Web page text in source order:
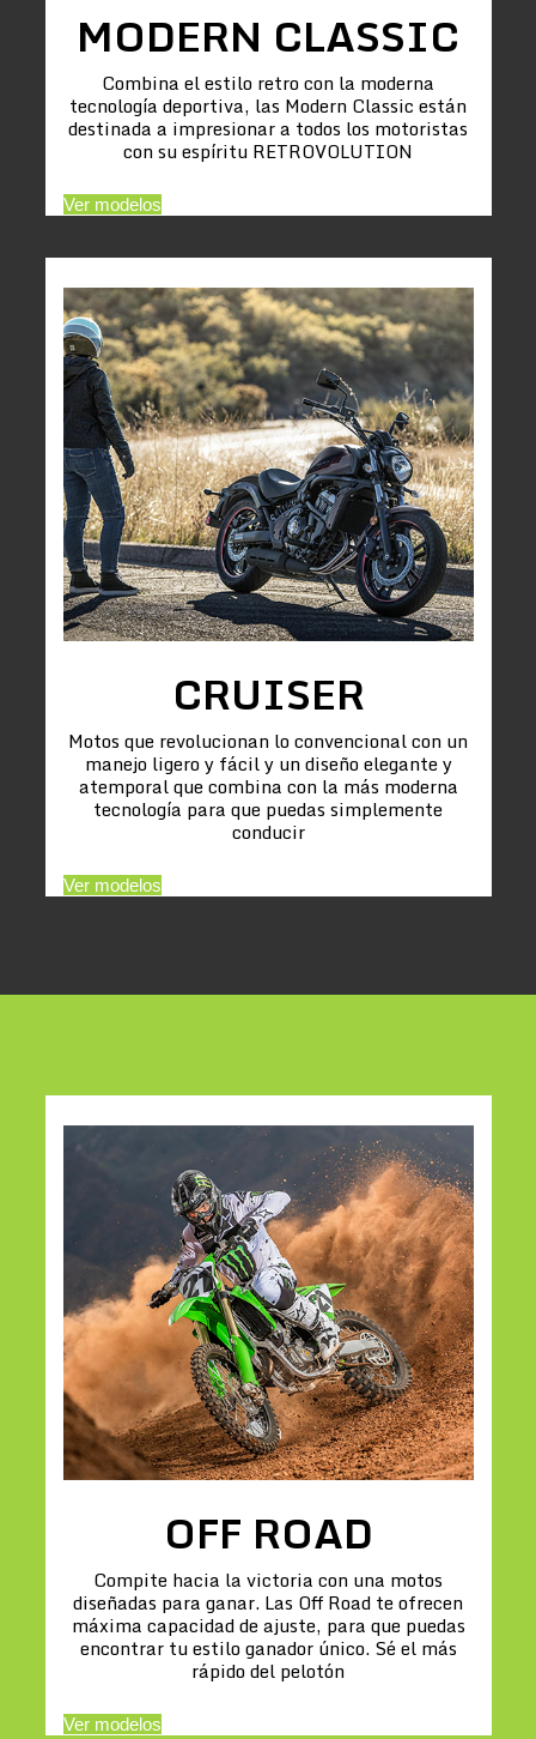
MODERN CLASSIC
Combina el estilo retro con la moderna
tecnología deportiva, las Modern Classic están
destinada a impresionar a todos los motoristas
con su espíritu RETROVOLUTION
Ver modelos
CRUISER
Motos que revolucionan lo convencional con un
manejo ligero y fácil y un diseño elegante y
atemporal que combina con la más moderna
tecnología para que puedas simplemente
conducir
Ver modelos
OFF ROAD
Compite hacia la victoria con una motos
diseñadas para ganar. Las Off Road te ofrecen
máxima capacidad de ajuste, para que puedas
encontrar tu estilo ganador único. Sé el más
rápido del pelotón
Ver modelos